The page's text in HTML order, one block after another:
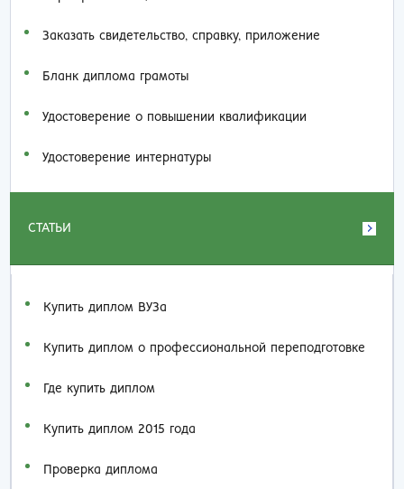
Заказать cвидетельство, справку, приложение
Бланк диплома грамоты
Удостоверение о повышении квалификации
Удостоверение интернатуры
СТАТЬИ
Купить диплом ВУЗа
Купить диплом о профессиональной переподготовке
Где купить диплом
Купить диплом 2015 года
Проверка диплома